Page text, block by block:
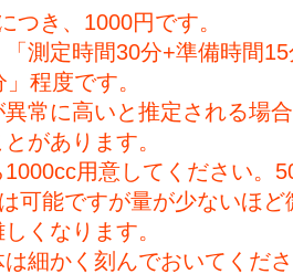
つき、1000円です。
測定時間30分+準備時間
程度です。
常に高いと推定される場
があります。
用意してください。
可能ですが量が少ないほど
くなります。
細かく刻んでおいてくだ